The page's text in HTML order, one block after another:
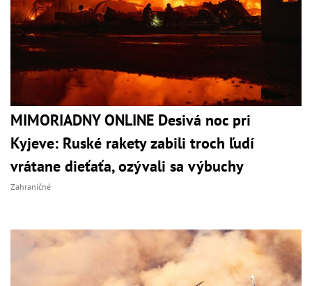
MIMORIADNY ONLINE Desivá noc pri
Kyjeve: Ruské rakety zabili troch ľudí
vrátane dieťaťa, ozývali sa výbuchy
Zahraničné